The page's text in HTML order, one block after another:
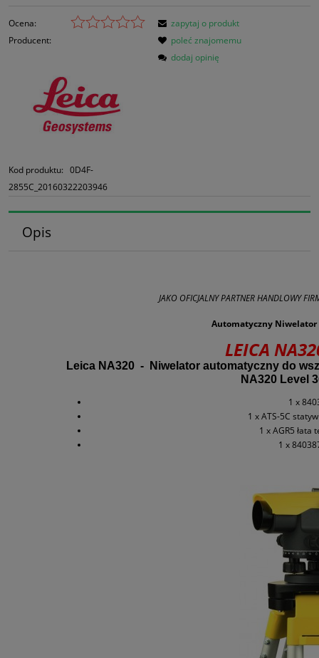
Ocena:
Producent:
Kod produktu: 0D4F-
2855C_20160322203946
zapytaj o produkt
poleć znajomemu
dodaj opinię
Opis
JAKO OFICJALNY PARTNER HANDLOWY
Automatyczny Niwelator
LEICA
Leica NA320 - Niwelator automatyczny do
NA320 Level
1 x
1 x ATS-5C
1 x AGR5
1 x